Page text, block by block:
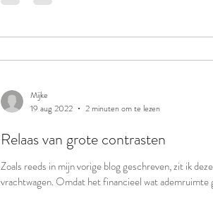
Mijke
19 aug 2022
2 minuten om te lezen
Relaas van grote contrasten
Zoals reeds in mijn vorige blog geschreven, zit ik
vrachtwagen. Omdat het financieel wat ademruimte